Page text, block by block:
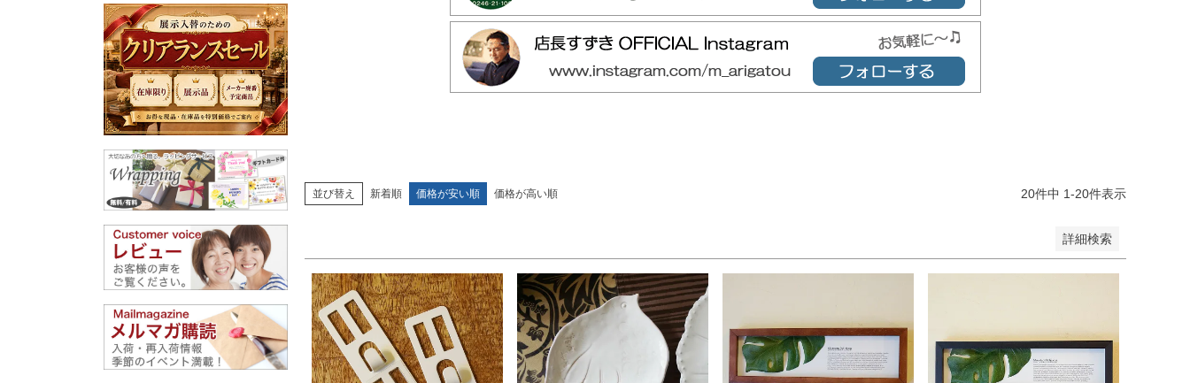
並び替え 新着順 価格が安い順 価格が高い順 20件中 1-20件表示
詳細検索
ナチュラル色
シルバー・雑貨
ホワイト・雑貨
ナチュラル・雑貨
予約商品
予約商品のみを表示